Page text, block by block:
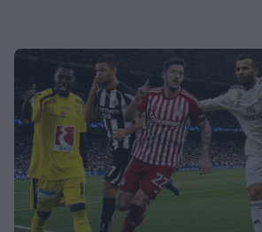
σκάφος με αέρινο look!
MEDIA
Φόνοι στο Καμπαναριό: Μένη
Κωνσταντινίδου, Λυδία Τζανουδάκη
και Άννη Θεοχάρη επιστρέφουν